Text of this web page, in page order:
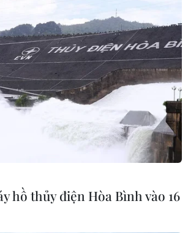
chính nói về áp
lương cơ sở từ
hút đầu tư nước
trưởng hai con
lựa chọn lập sổ
bằng bản giấy
hồ thủy điện Hòa Bình vào 16